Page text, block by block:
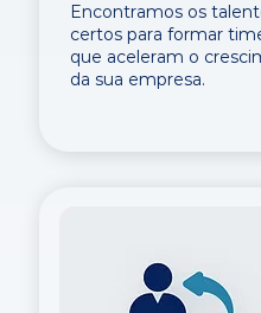
Encontramos os
certos para formar
que aceleram o
da sua empresa.